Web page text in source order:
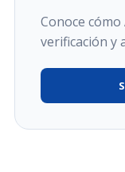
Conoce
verificación y